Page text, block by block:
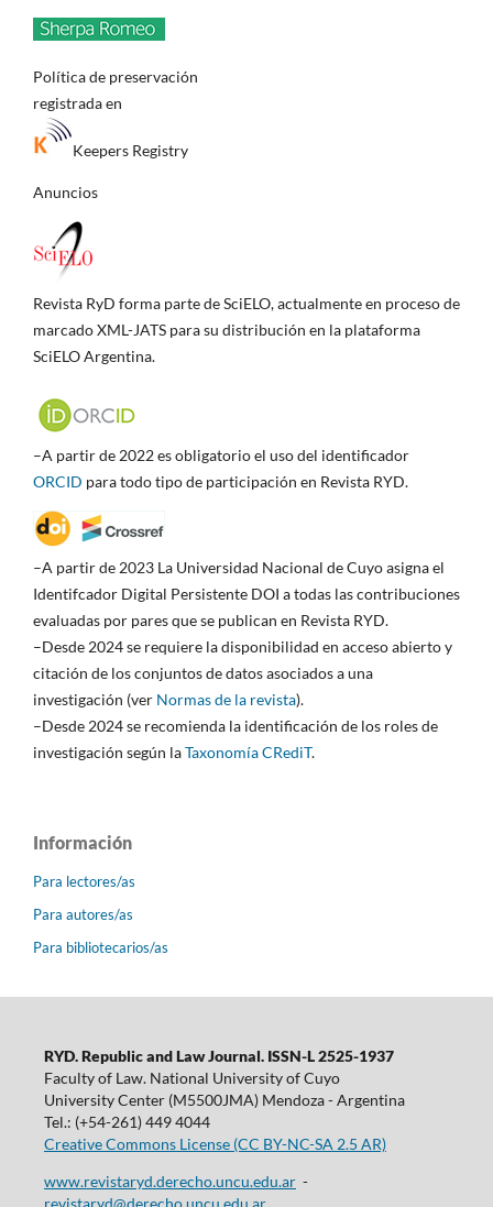
Política de preservación
registrada en
Keepers Registry
Anuncios
Revista RyD forma parte de SciELO, actualmente en proceso de
marcado XML-JATS para su distribución en la plataforma
SciELO Argentina.
–A partir de 2022 es obligatorio el uso del identificador
ORCID para todo tipo de participación en Revista RYD.
–A partir de 2023 La Universidad Nacional de Cuyo asigna el
Identifcador Digital Persistente DOI a todas las contribuciones
evaluadas por pares que se publican en Revista RYD.
–Desde 2024 se requiere la disponibilidad en acceso abierto y
citación de los conjuntos de datos asociados a una
investigación (ver Normas de la revista).
–Desde 2024 se recomienda la identificación de los roles de
investigación según laTaxonomía CRediT.
Información
Para lectores/as
Para autores/as
Para bibliotecarios/as
RYD. Republic and Law Journal. ISSN-L 2525-1937
Faculty of Law. National University of Cuyo
University Center (M5500JMA) Mendoza - Argentina
Tel.: (+54-261) 449 4044
Creative Commons License (CC BY-NC-SA 2.5 AR)
www.revistaryd.derecho.uncu.edu.ar-
revistaryd@derecho.uncu.edu.ar